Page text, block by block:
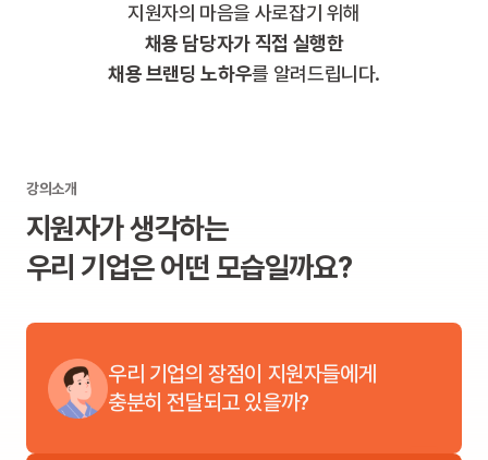
지원자의 마음을 사로잡기 위해
채용 담당자가 직접 실행한
채용 브랜딩 노하우를 알려드립니다.
강의소개
지원자가 생각하는
우리 기업은 어떤 모습일까요?
우리 기업의 장점이 지원자들에게
충분히 전달되고 있을까?